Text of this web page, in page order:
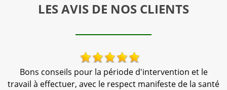
LES AVIS DE NOS CLIENTS
Bons conseils pour la période d'intervention et le
travail à effectuer, avec le respect manifeste de la santé